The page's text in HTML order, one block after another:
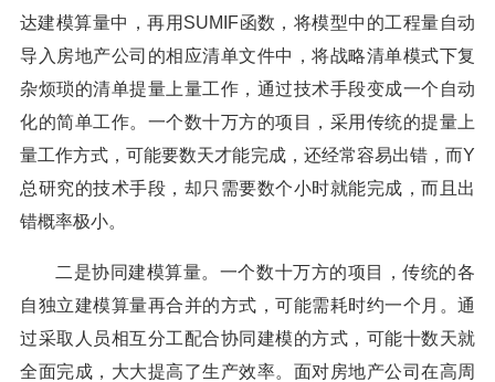
达建模算量中，再用SUMIF函数，将模型中的工程量自动
导入房地产公司的相应清单文件中，将战略清单模式下复
杂烦琐的清单提量上量工作，通过技术手段变成一个自动
化的简单工作。一个数十万方的项目，采用传统的提量上
量工作方式，可能要数天才能完成，还经常容易出错，而Y
总研究的技术手段，却只需要数个小时就能完成，而且出
错概率极小。
二是协同建模算量。一个数十万方的项目，传统的各
自独立建模算量再合并的方式，可能需耗时约一个月。通
过采取人员相互分工配合协同建模的方式，可能十数天就
全面完成，大大提高了生产效率。面对房地产公司在高周